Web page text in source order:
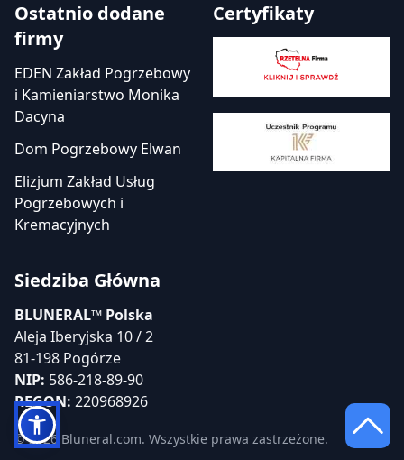
Ostatnio dodane
firmy
EDEN Zakład Pogrzebowy
i Kamieniarstwo Monika
Dacyna
Dom Pogrzebowy Elwan
Elizjum Zakład Usług
Pogrzebowych i
Kremacyjnych
Certyfikaty
Siedziba Główna
BLUNERAL™ Polska
Aleja Iberyjska 10 / 2
81-198 Pogórze
NIP: 586-218-89-90
REGON: 220968926
© 2026 Bluneral.com. Wszystkie prawa zastrzeżone.